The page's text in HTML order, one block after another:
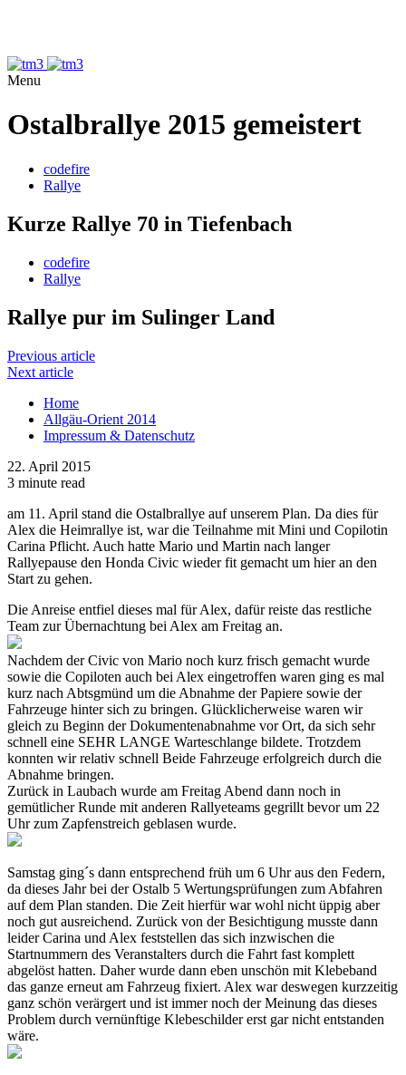
Menu
Ostalbrallye 2015 gemeistert
codefire
Rallye
Kurze Rallye 70 in Tiefenbach
codefire
Rallye
Rallye pur im Sulinger Land
Previous article
Next article
Home
Allgäu-Orient 2014
Impressum & Datenschutz
22. April 2015
3 minute read
am 11. April stand die Ostalbrallye auf unserem Plan. Da dies für
Alex die Heimrallye ist, war die Teilnahme mit Mini und Copilotin
Carina Pflicht. Auch hatte Mario und Martin nach langer
Rallyepause den Honda Civic wieder fit gemacht um hier an den
Start zu gehen.
Die Anreise entfiel dieses mal für Alex, dafür reiste das restliche
Team zur Übernachtung bei Alex am Freitag an.
Nachdem der Civic von Mario noch kurz frisch gemacht wurde
sowie die Copiloten auch bei Alex eingetroffen waren ging es mal
kurz nach Abtsgmünd um die Abnahme der Papiere sowie der
Fahrzeuge hinter sich zu bringen. Glücklicherweise waren wir
gleich zu Beginn der Dokumentenabnahme vor Ort, da sich sehr
schnell eine SEHR LANGE Warteschlange bildete. Trotzdem
konnten wir relativ schnell Beide Fahrzeuge erfolgreich durch die
Abnahme bringen.
Zurück in Laubach wurde am Freitag Abend dann noch in
gemütlicher Runde mit anderen Rallyeteams gegrillt bevor um 22
Uhr zum Zapfenstreich geblasen wurde.
Samstag ging´s dann entsprechend früh um 6 Uhr aus den Federn,
da dieses Jahr bei der Ostalb 5 Wertungsprüfungen zum Abfahren
auf dem Plan standen. Die Zeit hierfür war wohl nicht üppig aber
noch gut ausreichend. Zurück von der Besichtigung musste dann
leider Carina und Alex feststellen das sich inzwischen die
Startnummern des Veranstalters durch die Fahrt fast komplett
abgelöst hatten. Daher wurde dann eben unschön mit Klebeband
das ganze erneut am Fahrzeug fixiert. Alex war deswegen kurzzeitig
ganz schön verärgert und ist immer noch der Meinung das dieses
Problem durch vernünftige Klebeschilder erst gar nicht entstanden
wäre.